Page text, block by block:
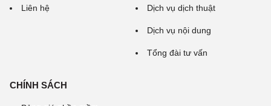
Liên hệ Dịch vụ dịch thuật
Dịch vụ nội dung
Tổng đài tư vấn
CHÍNH SÁCH